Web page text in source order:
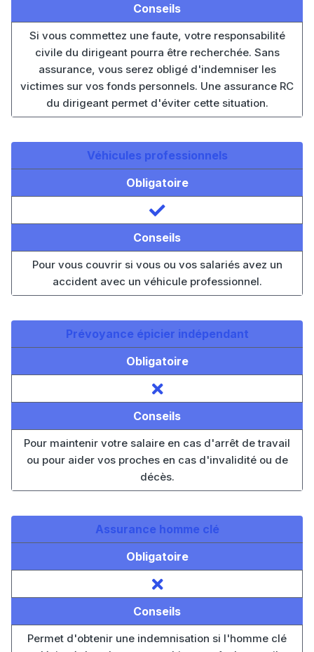
Conseils
Si vous commettez une faute, votre responsabilité
civile du dirigeant pourra être recherchée. Sans
assurance, vous serez obligé d'indemniser les
victimes sur vos fonds personnels. Une assurance RC
du dirigeant permet d'éviter cette situation.
Véhicules professionnels
Obligatoire
Conseils
Pour vous couvrir si vous ou vos salariés avez un
accident avec un véhicule professionnel.
Prévoyance épicier indépendant
Obligatoire
Conseils
Pour maintenir votre salaire en cas d'arrêt de travail
ou pour aider vos proches en cas d'invalidité ou de
décès.
Assurance homme clé
Obligatoire
Conseils
Permet d'obtenir une indemnisation si l'homme clé